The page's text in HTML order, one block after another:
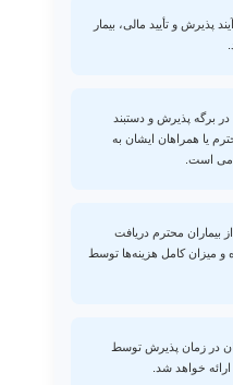
پذیرش و تأیید مالی، بیمار
برگه پذیرش و دستبند
یا همراهان ایشان به
است.
بیماران محترم دریافت
میزان کامل هزینه‌ها توسط
در زمان پذیرش توسط
خواهد شد.